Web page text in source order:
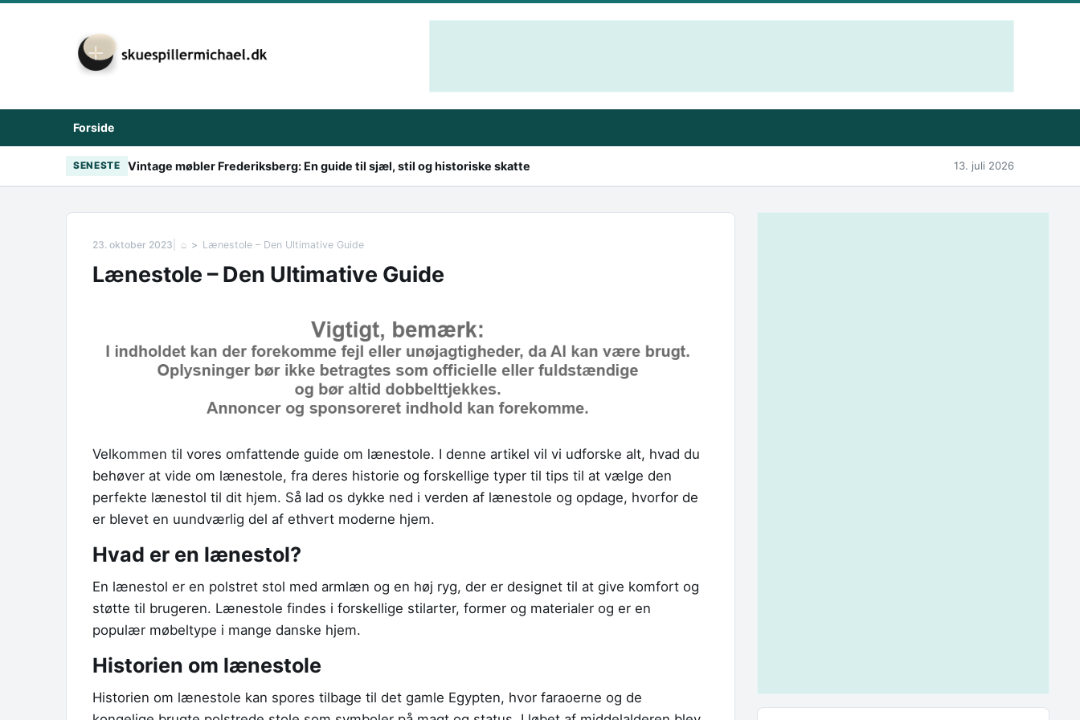
Forside
SENESTE Vintage møbler Frederiksberg: En guide til sjæl, stil og historiske skatte 13. juli 2026
23. oktober 2023 ⌂ Lænestole – Den Ultimative Guide
Lænestole – Den Ultimative Guide
Velkommen til vores omfattende guide om lænestole. I denne artikel vil vi udforske alt, hvad du
behøver at vide om lænestole, fra deres historie og forskellige typer til tips til at vælge den
perfekte lænestol til dit hjem. Så lad os dykke ned i verden af lænestole og opdage, hvorfor de
er blevet en uundværlig del af ethvert moderne hjem.
Hvad er en lænestol?
En lænestol er en polstret stol med armlæn og en høj ryg, der er designet til at give komfort og
støtte til brugeren. Lænestole findes i forskellige stilarter, former og materialer og er en
populær møbeltype i mange danske hjem.
Historien om lænestole
Historien om lænestole kan spores tilbage til det gamle Egypten, hvor faraoerne og de